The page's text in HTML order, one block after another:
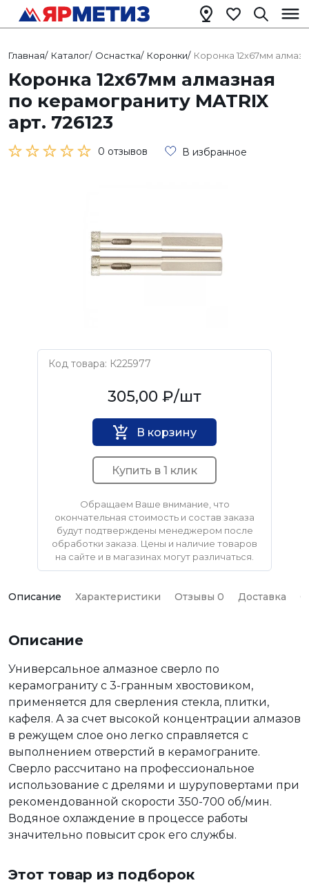
Главная/ Каталог/ Оснастка/ Коронки/ Коронка 12х67мм
Коронка 12х67мм алмазная
по керамограниту MATRIX
арт. 726123
0 отзывов В избранное
Код товара: К225977
305,00 ₽/шт
В корзину
Купить в 1 клик
Обращаем Ваше внимание, что
окончательная стоимость и состав заказа
будут подтверждены менеджером после
обработки заказа. Цены и наличие товаров
на сайте и в магазинах могут различаться.
Описание Характеристики Отзывы 0 Доставка
Описание
Универсальное алмазное сверло по
керамограниту с 3-гранным хвостовиком,
применяется для сверления стекла, плитки,
кафеля. А за счет высокой концентрации алмазов
в режущем слое оно легко справляется с
выполнением отверстий в керамограните.
Сверло рассчитано на профессиональное
использование с дрелями и шуруповертами при
рекомендованной скорости 350-700 об/мин.
Водяное охлаждение в процессе работы
значительно повысит срок его службы.
Этот товар из подборок